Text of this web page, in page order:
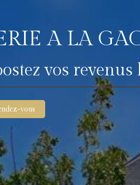
A LA
vos revenus
vous